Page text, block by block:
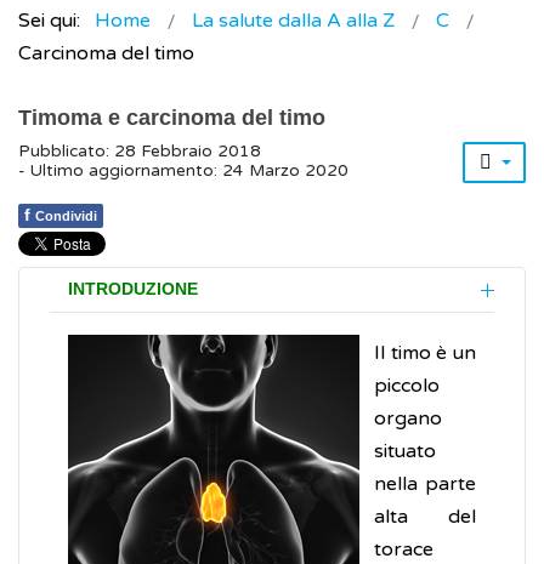
Sei qui: Home La salute dalla A alla Z
C
Carcinoma del timo
Timoma e carcinoma del timo
Pubblicato: 28 Febbraio 2018
- Ultimo aggiornamento: 24 Marzo 2020
f Condividi
INTRODUZIONE
Il timo è un
piccolo
organo
situato
nella parte
alta del
torace